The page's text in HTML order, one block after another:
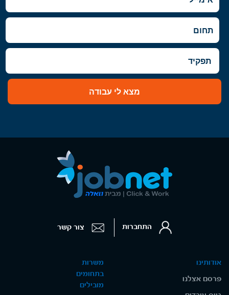
מצא לי עבודה
אודותינו
פרסם אצלנו
משרות
בתחומים
מובילים